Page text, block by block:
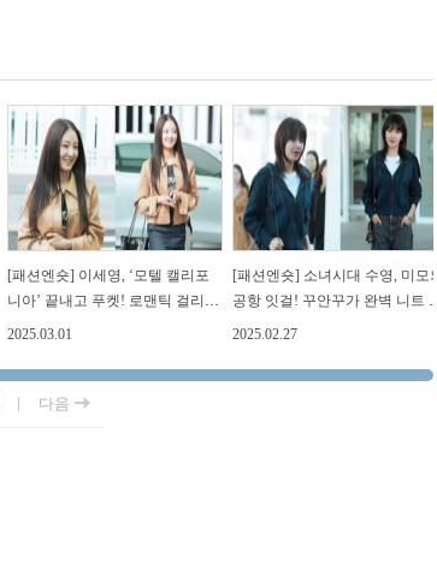
[패션엔숏] 이세영, ‘모텔 캘리포
니아’ 끝내고 푸켓! 로맨틱 걸리시
스웨이드 재킷 출국
2025.03.01
[패션엔숏] 소녀시대 수영, 미모의
공항 잇걸! 꾸안꾸가 완벽 니트 카
디건 밀라노 출국
2025.02.27
| 다음